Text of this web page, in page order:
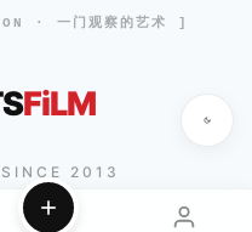
· 一门观察的艺术 ]
FiLM
SINCE 2013